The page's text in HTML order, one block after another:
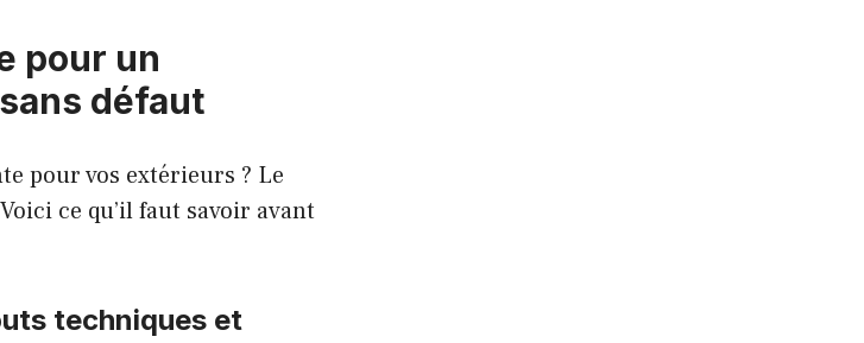
pour un
défaut
pour vos extérieurs ? Le
ce qu’il faut savoir avant
techniques et